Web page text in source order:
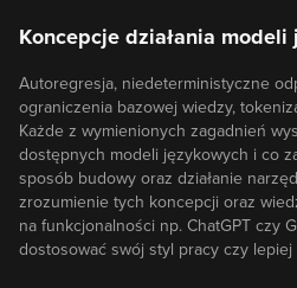
Koncepcje działania modeli
Autoregresja, niedeterministyczne
ograniczenia bazowej wiedzy,
Każde z wymienionych zagadnień
dostępnych modeli językowych i co
sposób budowy oraz działanie
zrozumienie tych koncepcji oraz
na funkcjonalności np. ChatGPT czy
dostosować swój styl pracy czy